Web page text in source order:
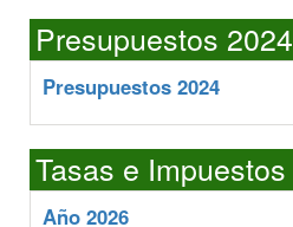
Presupuestos 2024
Presupuestos 2024
Tasas e Impuestos
Año 2026